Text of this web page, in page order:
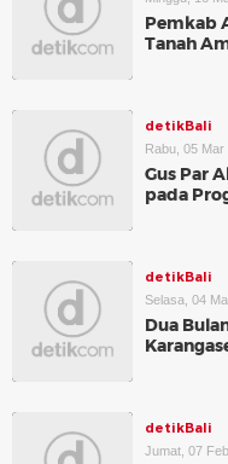
Pemkab
Tanah
detikBali
Rabu, 05
Gus Par
pada
detikBali
Selasa, 04
Dua
detikBali
Jumat, 07